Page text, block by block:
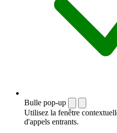
Bulle pop-up
Utilisez la fenêtre
d'appels entrants.